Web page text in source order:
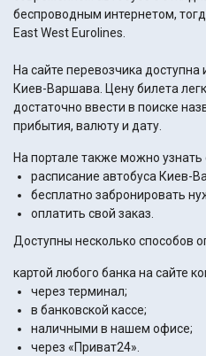
беспроводным интернетом,
East West Eurolines.
На сайте перевозчика
Киев-Варшава. Цену билета
достаточно ввести в поиске
прибытия, валюту и дату.
На портале также можно
расписание автобуса Киев-
бесплатно забронировать
оплатить свой заказ.
Доступны несколько способов
картой любого банка на сайте
через терминал;
в банковской кассе;
наличными в нашем офисе;
через «Приват24».